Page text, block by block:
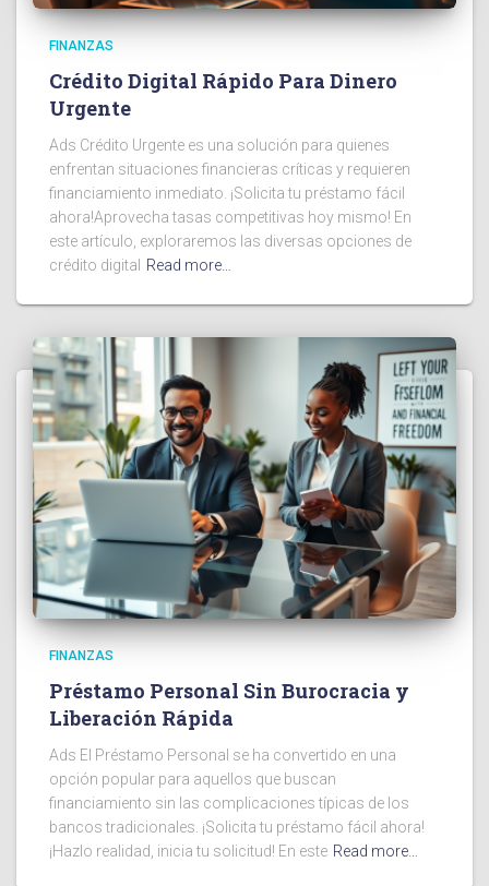
FINANZAS
Crédito Digital Rápido Para Dinero
Urgente
Ads Crédito Urgente es una solución para quienes
enfrentan situaciones financieras críticas y requieren
financiamiento inmediato. ¡Solicita tu préstamo fácil
ahora!Aprovecha tasas competitivas hoy mismo! En
este artículo, exploraremos las diversas opciones de
crédito digital
Read more…
FINANZAS
Préstamo Personal Sin Burocracia y
Liberación Rápida
Ads El Préstamo Personal se ha convertido en una
opción popular para aquellos que buscan
financiamiento sin las complicaciones típicas de los
bancos tradicionales. ¡Solicita tu préstamo fácil ahora!
¡Hazlo realidad, inicia tu solicitud! En este Read more…